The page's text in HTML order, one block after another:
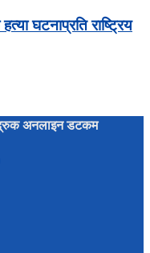
घटनाप्रति राष्ट्रिय
अनलाइन डटकम